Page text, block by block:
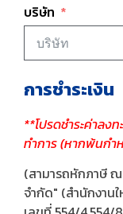
บริษัท
การชำระเงิน
**โปรดชำระค่าลง
ทำการ (หากพ้นกำ
(สามารถหักภาษี ณ
จำกัด" (สำนักงาน